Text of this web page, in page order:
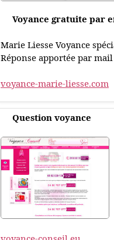
Voyance gratuite par
Marie Liesse Voyance
Réponse apportée par
voyance-marie-liesse.com
Question voyance